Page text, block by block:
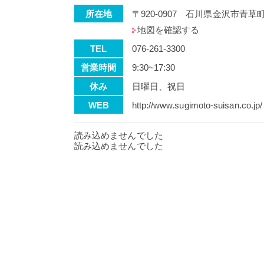
所在地
〒920-0907 石川県金沢市青草
地図を確認する
TEL
076-261-3300
営業時間
9:30~17:30
休み
日曜日、祝日
WEB
http://www.sugimoto-suisan.co.jp/
読み込めませんでした
読み込めませんでした